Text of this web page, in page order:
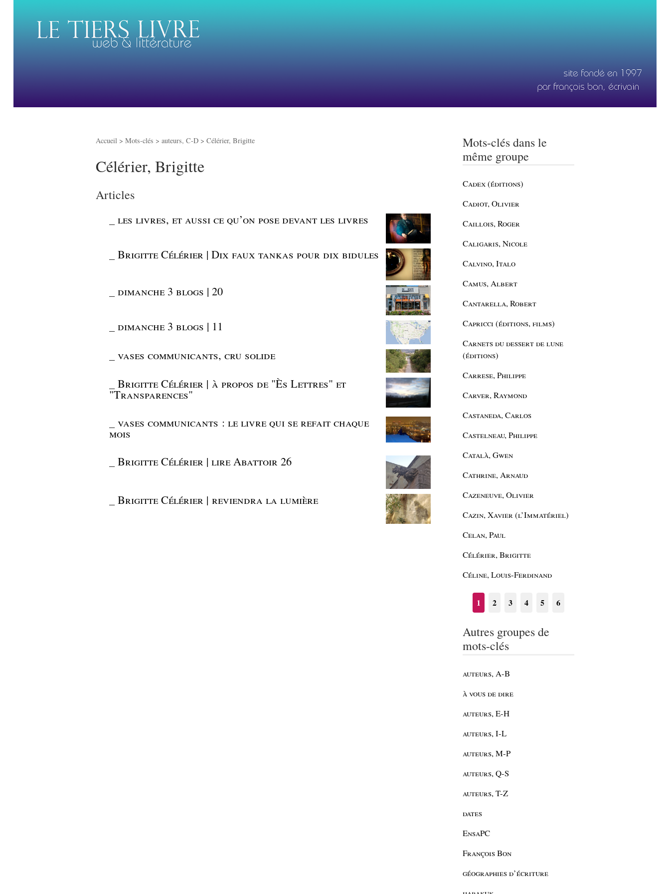
Accueil > Mots-clés > auteurs, C-D > Célérier, Brigitte
Célérier, Brigitte
Articles
les livres, et aussi ce qu’on pose devant les livres
Brigitte Célérier | Dix faux tankas pour dix bidules
dimanche 3 blogs | 20
dimanche 3 blogs | 11
vases communicants, cru solide
Brigitte Célérier | à propos de "Ès Lettres" et
"Transparences"
vases communicants : le livre qui se refait chaque
mois
Brigitte Célérier | lire Abattoir 26
Brigitte Célérier | reviendra la lumière
Mots-clés dans le
même groupe
Cadex (éditions)
Cadiot, Olivier
Caillois, Roger
Caligaris, Nicole
Calvino, Italo
Camus, Albert
Cantarella, Robert
Capricci (éditions, films)
Carnets du dessert de lune
(éditions)
Carrese, Philippe
Carver, Raymond
Castaneda, Carlos
Castelneau, Philippe
Català, Gwen
Cathrine, Arnaud
Cazeneuve, Olivier
Cazin, Xavier (l’Immatériel)
Celan, Paul
Célérier, Brigitte
Céline, Louis-Ferdinand
1 2 3 4 5 6
Autres groupes de
mots-clés
auteurs, A-B
à vous de dire
auteurs, E-H
auteurs, I-L
auteurs, M-P
auteurs, Q-S
auteurs, T-Z
dates
EnsaPC
François Bon
géographies d’écriture